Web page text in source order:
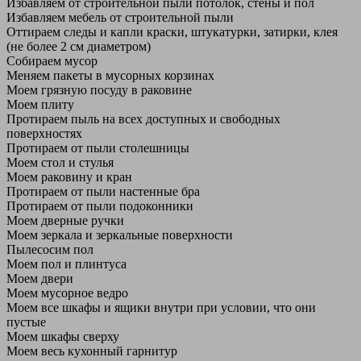
Избавляем от строительной пыли потолок, стены и пол
Избавляем мебель от строительной пыли
Оттираем следы и капли краски, штукатурки, затирки, клея
(не более 2 см диаметром)
Собираем мусор
Меняем пакеты в мусорных корзинах
Моем грязную посуду в раковине
Моем плиту
Протираем пыль на всех доступных и свободных
поверхностях
Протираем от пыли столешницы
Моем стол и стулья
Моем раковину и кран
Протираем от пыли настенные бра
Протираем от пыли подоконники
Моем дверные ручки
Моем зеркала и зеркальные поверхности
Пылесосим пол
Моем пол и плинтуса
Моем двери
Моем мусорное ведро
Моем все шкафы и ящики внутри при условии, что они
пустые
Моем шкафы сверху
Моем весь кухонный гарнитур